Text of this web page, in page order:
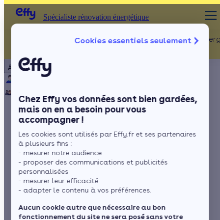
Cookies essentiels seulement
Chez Effy vos données sont bien gardées,
mais on en a besoin pour vous
accompagner !
Les cookies sont utilisés par Effy.fr et ses partenaires
à plusieurs fins :
- mesurer notre audience
- proposer des communications et publicités
personnalisées
- mesurer leur efficacité
- adapter le contenu à vos préférences.
Aucun cookie autre que nécessaire au bon
fonctionnement du site ne sera posé sans votre
À propos
Notre équipe
Rejoignez-nous Presse
Spécialiste rénovation énergétique Rénovation
Murs
Sols
Spécialiste rénovation énergétique
Quel est le prix d’une
batterie solaire en
2026 ?
Lorraine Véron 6 min de lecture